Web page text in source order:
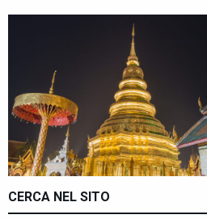
CERCA NEL SITO